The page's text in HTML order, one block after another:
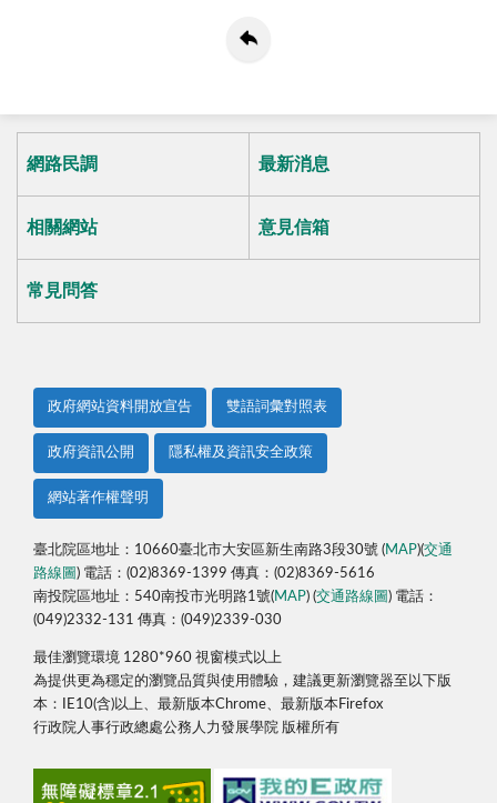
網路民調 最新消息
相關網站 意見信箱
常見問答
政府網站資料開放宣告 雙語詞彙對照表
政府資訊公開 隱私權及資訊安全政策
網站著作權聲明
臺北院區地址：10660臺北市大安區新生南路3段30號 (MAP)(交通
路線圖) 電話：(02)8369-1399 傳真：(02)8369-5616
南投院區地址：540南投市光明路1號(MAP) (交通路線圖) 電話：
(049)2332-131 傳真：(049)2339-030
最佳瀏覽環境 1280*960 視窗模式以上
為提供更為穩定的瀏覽品質與使用體驗，建議更新瀏覽器至以下版
本：IE10(含)以上、最新版本Chrome、最新版本Firefox
行政院人事行政總處公務人力發展學院 版權所有